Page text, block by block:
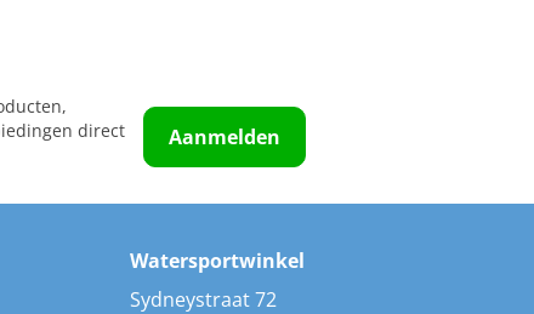
direct
Aanmelden
Watersportwinkel
Sydneystraat 72